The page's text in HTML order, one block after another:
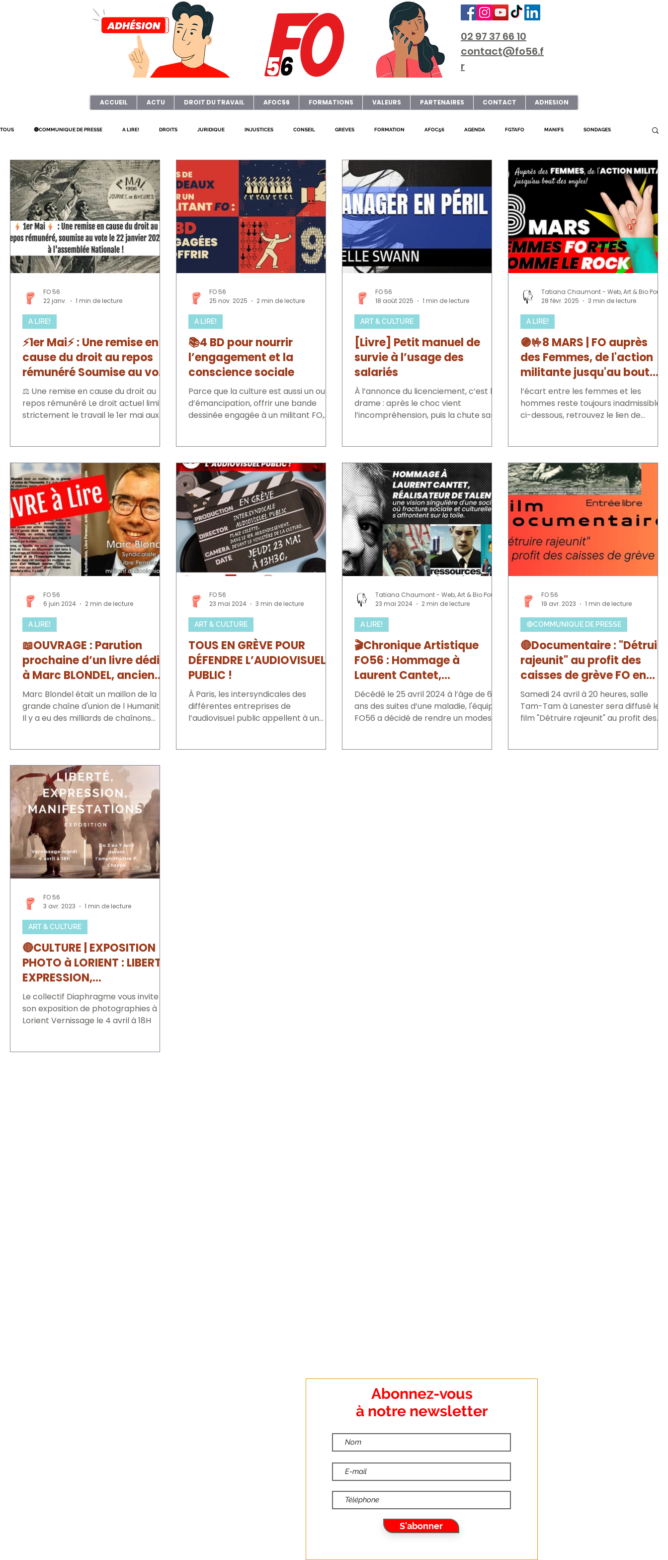
02 97 37 66 10
contact@fo56.f
r
ACCUEIL ACTU DROIT DU TRAVAIL AFOC56 FORMATIONS VALEURS PARTENAIRES CONTACT ADHESION
TOUS 🔴COMMUNIQUE DE PRESSE A LIRE! DROITS JURIDIQUE INJUSTICES CONSEIL GREVES FORMATION AFOC56 AGENDA FGTAFO MANIFS SONDAGES
PETITIONS ART & CULTURE ELECTION TPE Dates Formations Syndicales ELECTIONS SERVICE PUBLIC PRESSE SNUDI
JOURNAL FO56 CAGNOTTE REFORME CSE HANDICAP FO ADAPEI 56
⚡1er Mai⚡ : Une remise en
cause du droit au repos
rémunéré Soumise au vote
le 22 janvier 2026 à
l'assemblée Nationale !
⚖️ Une remise en cause du droit au
repos rémunéré Le droit actuel limite
strictement le travail le 1er mai aux
nombreux secteurs professionnels ,
au détriment des salarié·es . Elle
fragilise également les petits
commerces de proximité , exposés à
la concurrence des grandes
entreprises . Soumise au vote le 22
janvier , cette réforme remet en
cause le repos rémunéré pour l’ense
A LIRE!
FO 56
22 janv.
1 min de lecture
📚4 BD pour nourrir
l’engagement et la
conscience sociale
Parce que la culture est aussi un outil
d’émancipation, offrir une bande
dessinée engagée à un militant FO,
monde du travail . Voici une sélection
de quatre titres accessibles,
percutants, et profondément ancrés
dans les réalités sociales. 🐟 Le
Chœur des Sardinières (Steinkis)
Cette BD raconte la lutte déterminée
d’ouvrières d’une conserverie
bretonne confrontées à
A LIRE!
FO 56
25 nov. 2025
2 min de lecture
[Livre] Petit manuel de
survie à l’usage des
salariés
À l’annonce du licenciement, c’est le
drame : après le choc vient
l’incompréhension, puis la chute sans
ART & CULTURE
FO 56
18 août 2025
1 min de lecture
🟣🤟8 MARS | FO auprès
des Femmes, de l'action
militante jusqu'au bout
des ongles : 8 Femmes
fortes comme le Rock
l’écart entre les femmes et les
hommes reste toujours inadmissible,
ci-dessous, retrouvez le lien de
A LIRE!
28 févr. 2025
3 min de lecture
📖OUVRAGE : Parution
prochaine d’un livre dédié
à Marc BLONDEL, ancien
secrétaire général de la
Confédération FO
Marc Blondel était un maillon de la
grande chaîne d'union de l Humanité.
Il y a eu des milliards de chaînons
A LIRE!
FO 56
6 juin 2024
2 min de lecture
TOUS EN GRÈVE POUR
DÉFENDRE L’AUDIOVISUEL
PUBLIC !
À Paris, les intersyndicales des
différentes entreprises de
l’audiovisuel public appellent à un
ART & CULTURE
FO 56
23 mai 2024
3 min de lecture
🎬Chronique Artistique
FO56 : Hommage à
Laurent Cantet,
réalisateur de talent : une
vision singulière d'une
société où fracture sociale
sur la toile
Décédé le 25 avril 2024 à l’âge de 63
ans des suites d’une maladie, l'équipe
FO56 a décidé de rendre un modeste
A LIRE!
23 mai 2024
2 min de lecture
🔴Documentaire : "Détruire
rajeunit" au profit des
caisses de grève FO en
Salle le 29 avril
Samedi 24 avril à 20 heures, salle
Tam-Tam à Lanester sera diffusé le
film "Détruire rajeunit" au profit des
🔴COMMUNIQUE DE PRESSE
FO 56
19 avr. 2023
1 min de lecture
🔴CULTURE | EXPOSITION
PHOTO à LORIENT : LIBERTE,
EXPRESSION,
MANIFESTATIONS
Le collectif Diaphragme vous invite à
son exposition de photographies à
Lorient Vernissage le 4 avril à 18H
ART & CULTURE
FO 56
3 avr. 2023
1 min de lecture
Abonnez-vous
à notre newsletter
S'abonner